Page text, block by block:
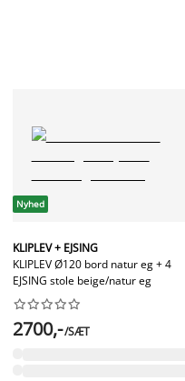
Nyhed
KLIPLEV + EJSING
KLIPLEV Ø120 bord natur eg + 4
EJSING stole beige/natur eg






2700,-/SÆT